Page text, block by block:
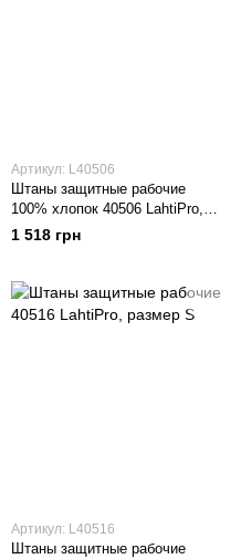
Артикул: L40506
Штаны защитные рабочие
100% хлопок 40506 LahtiPro,
размер S
1 518 грн
Артикул: L40516
Штаны защитные рабочие